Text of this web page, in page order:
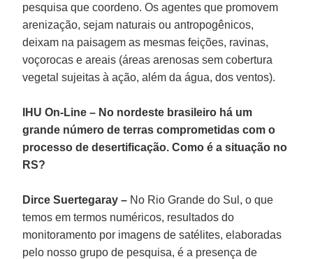
pesquisa que coordeno. Os agentes que promovem
arenização, sejam naturais ou antropogênicos,
deixam na paisagem as mesmas feições, ravinas,
voçorocas e areais (áreas arenosas sem cobertura
vegetal sujeitas à ação, além da água, dos ventos).
IHU On-Line – No nordeste brasileiro há um
grande número de terras comprometidas com o
processo de desertificação. Como é a situação no
RS?
Dirce Suertegaray – No Rio Grande do Sul, o que
temos em termos numéricos, resultados do
monitoramento por imagens de satélites, elaboradas
pelo nosso grupo de pesquisa, é a presença de